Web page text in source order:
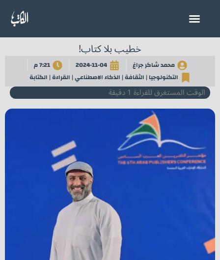
خطيب بلا كتاب!
محمد شاكر جراغ 2024-11-04
7:21 م
التكنولوجيا| الثقافة| الذكاء الاصطناعي| القراءة| الكتابة